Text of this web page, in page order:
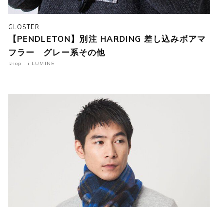
GLOSTER
【PENDLETON】別注 HARDING 差し込みボアマ
フラー グレー系その他
shop : i LUMINE